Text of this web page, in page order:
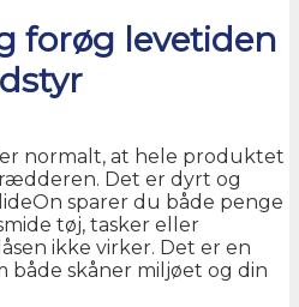
forøg levetiden
normalt, at hele produktet
Det er dyrt og
sparer du både penge
tøj, tasker eller
ikke virker. Det er en
både skåner miljøet og din